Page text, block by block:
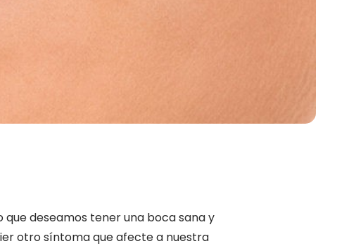
que deseamos tener una boca sana y
otro síntoma que afecte a nuestra